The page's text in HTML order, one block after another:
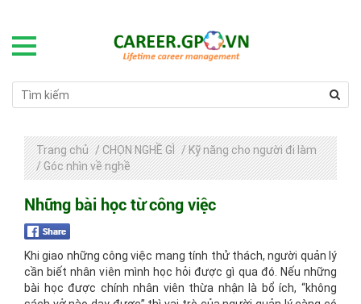
Trang chủ / CHỌN NGHỀ GÌ / Kỹ năng cho người đi làm
/ Góc nhìn về nghề
Những bài học từ công việc
Khi giao những công việc mang tính thử thách, người quản lý
cần biết nhân viên mình học hỏi được gì qua đó. Nếu những
bài học được chính nhân viên thừa nhận là bổ ích, “không